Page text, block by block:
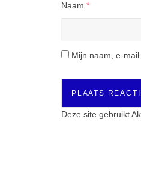
Naam *
Mijn naam, e-
Deze site gebruikt